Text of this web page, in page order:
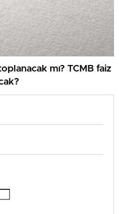
mı? TCMB faiz